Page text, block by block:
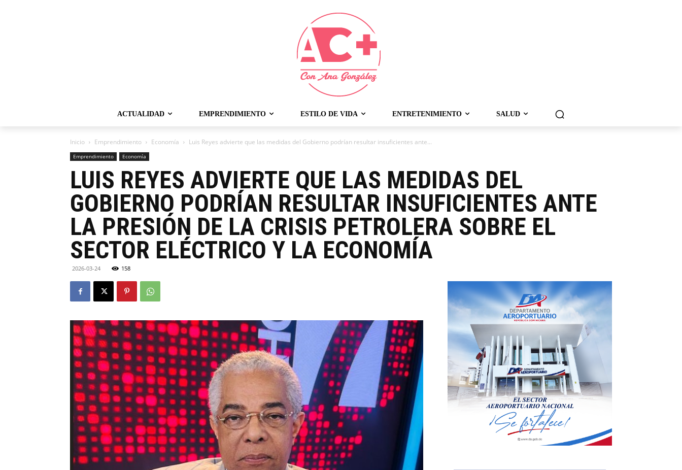
ACTUALIDAD EMPRENDIMIENTO ESTILO DE VIDA ENTRETENIMIENTO SALUD
Inicio Emprendimiento Economía Luis Reyes advierte que las medidas del Gobierno podrían resultar insuficientes ante...
Emprendimiento Economía
LUIS REYES ADVIERTE QUE LAS MEDIDAS DEL
GOBIERNO PODRÍAN RESULTAR INSUFICIENTES ANTE
LA PRESIÓN DE LA CRISIS PETROLERA SOBRE EL
SECTOR ELÉCTRICO Y LA ECONOMÍA
2026-03-24 158